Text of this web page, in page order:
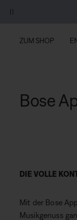
ZUM SHOP
Bose
DIE VOLLE
Mit der Bose
Musikgenuss